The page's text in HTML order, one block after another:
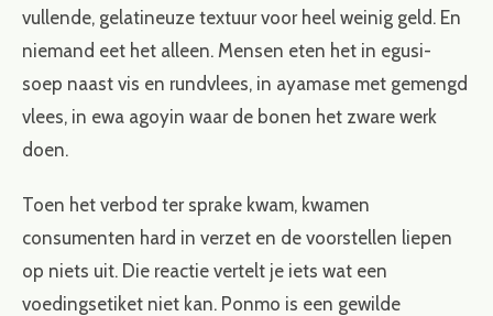
vullende, gelatineuze textuur voor heel weinig geld. En
niemand eet het alleen. Mensen eten het in egusi-
soep naast vis en rundvlees, in ayamase met gemengd
vlees, in ewa agoyin waar de bonen het zware werk
doen.
Toen het verbod ter sprake kwam, kwamen
consumenten hard in verzet en de voorstellen liepen
op niets uit. Die reactie vertelt je iets wat een
voedingsetiket niet kan. Ponmo is een gewilde